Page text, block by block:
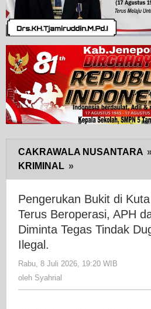
CAKRAWALA NUSANTARA
KRIMINAL »
Bukit
Baru
Sergai
Beroperasi,
dan
Pengerukan Bukit di
Terus Beroperasi, APH
Diminta Tegas Tindak
Ilegal.
Rabu, 8 Juli 2026, 19:20 WIB
oleh Syahrial